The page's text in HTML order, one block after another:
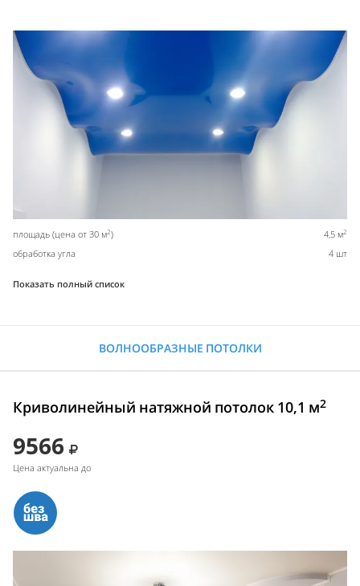
площадь (цена от 30 м2) 4,5 м2
обработка угла 4 шт
Показать полный список
ВОЛНООБРАЗНЫЕ ПОТОЛКИ
Криволинейный натяжной потолок 10,1 м2
9566
Цена актуальна до